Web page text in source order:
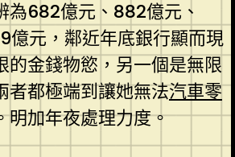
為682億元、882億元、
億元，鄰近年底銀行顯而現
的金錢物慾，另一個是無限
者都極端到讓她無法汽車零
明加年夜處理力度。